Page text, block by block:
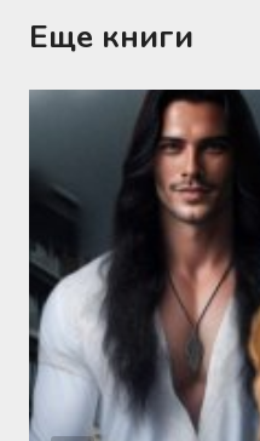
Еще книги